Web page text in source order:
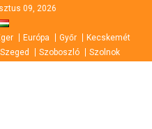
09, 2026
Európa Győr
Kecskemét
Szeged Szoboszló Szolnok